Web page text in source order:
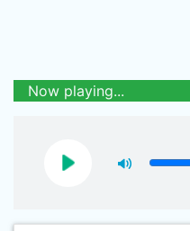
Now playing...